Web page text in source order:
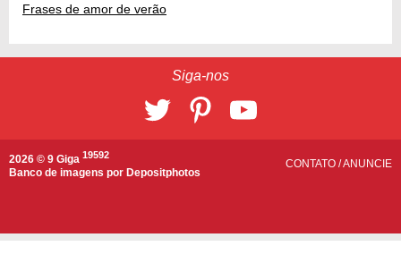
Frases de amor de verão
Siga-nos
2026 © 9 Giga 19592
Banco de imagens por Depositphotos
CONTATO /ANUNCIE